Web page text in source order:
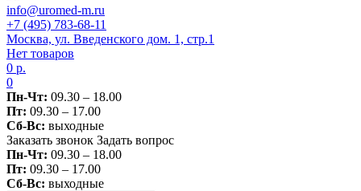
info@uromed-m.ru
+7 (495) 783-68-11
Москва, ул. Введенского дом. 1, стр.1
Нет товаров
0 р.
0
Пн-Чт: 09.30 – 18.00
Пт: 09.30 – 17.00
Сб-Вс: выходные
Заказать звонок Задать вопрос
Пн-Чт: 09.30 – 18.00
Пт: 09.30 – 17.00
Сб-Вс: выходные